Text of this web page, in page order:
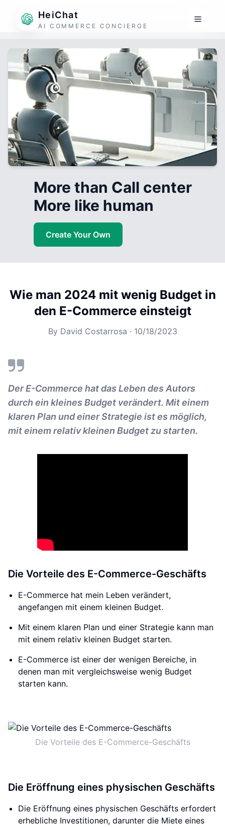
HeiChat
AI COMMERCE CONCIERGE
More than Call center
More like human
Create Your Own
Wie man 2024 mit wenig Budget in
den E-Commerce einsteigt
By David Costarrosa · 10/18/2023
Der E-Commerce hat das Leben des Autors
durch ein kleines Budget verändert. Mit einem
klaren Plan und einer Strategie ist es möglich,
mit einem relativ kleinen Budget zu starten.
Die Vorteile des E-Commerce-Geschäfts
E-Commerce hat mein Leben verändert,
angefangen mit einem kleinen Budget.
Mit einem klaren Plan und einer Strategie kann man
mit einem relativ kleinen Budget starten.
E-Commerce ist einer der wenigen Bereiche, in
denen man mit vergleichsweise wenig Budget
starten kann.
Die Vorteile des E-Commerce-Geschäfts
Die Eröffnung eines physischen Geschäfts
Die Eröffnung eines physischen Geschäfts erfordert
erhebliche Investitionen, darunter die Miete eines